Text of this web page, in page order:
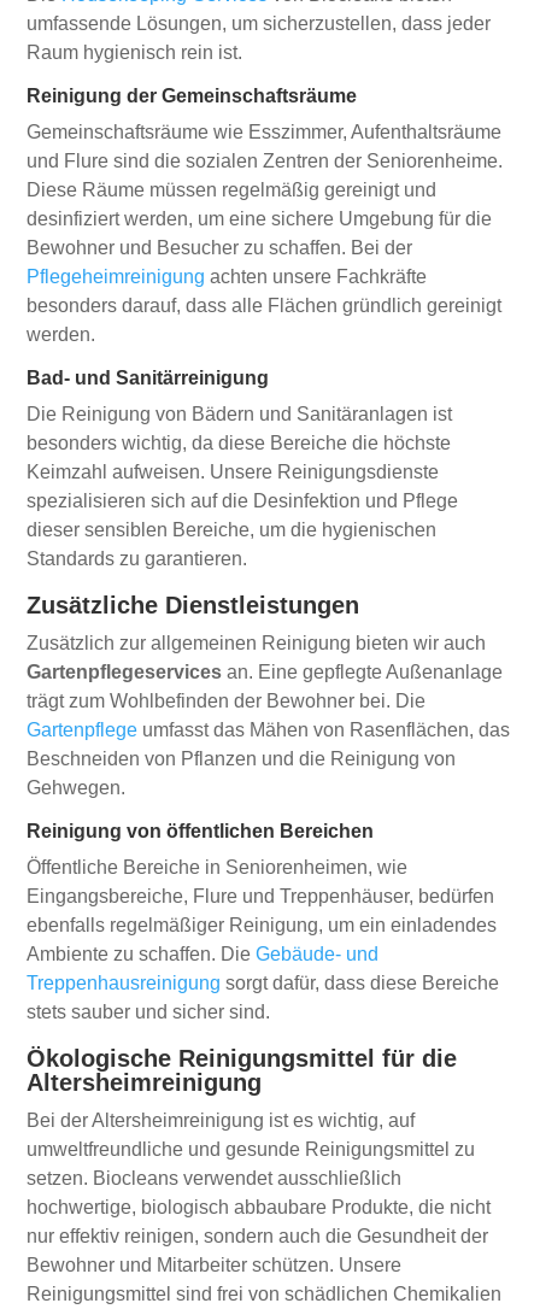
umfassende Lösungen, um sicherzustellen, dass jeder
Raum hygienisch rein ist.
Reinigung der Gemeinschaftsräume
Gemeinschaftsräume wie Esszimmer, Aufenthaltsräume
und Flure sind die sozialen Zentren der Seniorenheime.
Diese Räume müssen regelmäßig gereinigt und
desinfiziert werden, um eine sichere Umgebung für die
Bewohner und Besucher zu schaffen. Bei der
Pflegeheimreinigung achten unsere Fachkräfte
besonders darauf, dass alle Flächen gründlich gereinigt
werden.
Bad- und Sanitärreinigung
Die Reinigung von Bädern und Sanitäranlagen ist
besonders wichtig, da diese Bereiche die höchste
Keimzahl aufweisen. Unsere Reinigungsdienste
spezialisieren sich auf die Desinfektion und Pflege
dieser sensiblen Bereiche, um die hygienischen
Standards zu garantieren.
Zusätzliche Dienstleistungen
Zusätzlich zur allgemeinen Reinigung bieten wir auch
Gartenpflegeservices an. Eine gepflegte Außenanlage
trägt zum Wohlbefinden der Bewohner bei. Die
Gartenpflege umfasst das Mähen von Rasenflächen, das
Beschneiden von Pflanzen und die Reinigung von
Gehwegen.
Reinigung von öffentlichen Bereichen
Öffentliche Bereiche in Seniorenheimen, wie
Eingangsbereiche, Flure und Treppenhäuser, bedürfen
ebenfalls regelmäßiger Reinigung, um ein einladendes
Ambiente zu schaffen. DieGebäude- und
Treppenhausreinigung sorgt dafür, dass diese Bereiche
stets sauber und sicher sind.
Ökologische Reinigungsmittel für die
Altersheimreinigung
Bei der Altersheimreinigung ist es wichtig, auf
umweltfreundliche und gesunde Reinigungsmittel zu
setzen. Biocleans verwendet ausschließlich
hochwertige, biologisch abbaubare Produkte, die nicht
nur effektiv reinigen, sondern auch die Gesundheit der
Bewohner und Mitarbeiter schützen. Unsere
Reinigungsmittel sind frei von schädlichen Chemikalien